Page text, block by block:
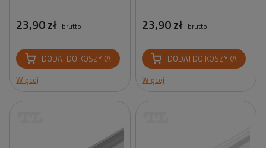
23,90 zł brutto
DODAJ DO KOSZYKA
Więcej
23,90 zł brutto
DODAJ DO KOSZYKA
Więcej